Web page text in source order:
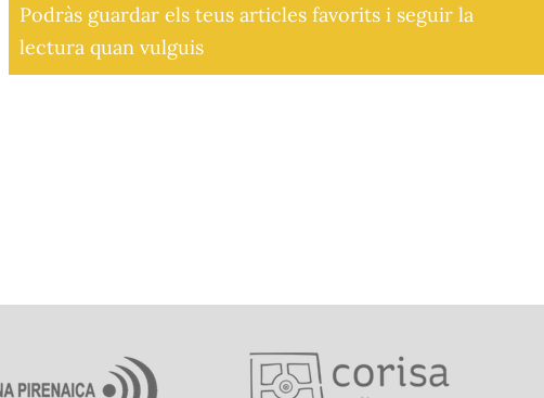
Podràs guardar els teus articles favorits i seguir la
lectura quan vulguis